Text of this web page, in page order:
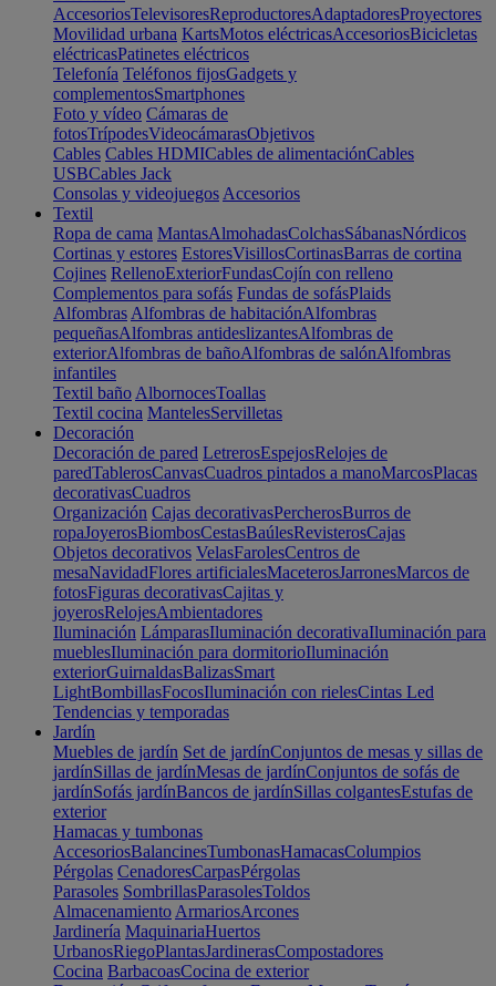
AccesoriosTelevisoresReproductoresAdaptadoresProyectores
Movilidad urbana KartsMotos eléctricasAccesoriosBicicletas
eléctricasPatinetes eléctricos
Telefonía Teléfonos fijosGadgets y
complementosSmartphones
Foto y vídeo Cámaras de
fotosTrípodesVideocámarasObjetivos
Cables Cables HDMICables de alimentaciónCables
USBCables Jack
Consolas y videojuegos Accesorios
Textil
Ropa de cama MantasAlmohadasColchasSábanasNórdicos
Cortinas y estores EstoresVisillosCortinasBarras de cortina
Cojines RellenoExteriorFundasCojín con relleno
Complementos para sofás Fundas de sofásPlaids
Alfombras Alfombras de habitaciónAlfombras
pequeñasAlfombras antideslizantesAlfombras de
exteriorAlfombras de bañoAlfombras de salónAlfombras
infantiles
Textil baño AlbornocesToallas
Textil cocina MantelesServilletas
Decoración
Decoración de pared LetrerosEspejosRelojes de
paredTablerosCanvasCuadros pintados a manoMarcosPlacas
decorativasCuadros
Organización Cajas decorativasPercherosBurros de
ropaJoyerosBiombosCestasBaúlesRevisterosCajas
Objetos decorativos VelasFarolesCentros de
mesaNavidadFlores artificialesMaceterosJarronesMarcos de
fotosFiguras decorativasCajitas y
joyerosRelojesAmbientadores
Iluminación LámparasIluminación decorativaIluminación para
mueblesIluminación para dormitorioIluminación
exteriorGuirnaldasBalizasSmart
LightBombillasFocosIluminación con rielesCintas Led
Tendencias y temporadas
Jardín
Muebles de jardín Set de jardínConjuntos de mesas y sillas de
jardínSillas de jardínMesas de jardínConjuntos de sofás de
jardínSofás jardínBancos de jardínSillas colgantesEstufas de
exterior
Hamacas y tumbonas
AccesoriosBalancinesTumbonasHamacasColumpios
Pérgolas CenadoresCarpasPérgolas
Parasoles SombrillasParasolesToldos
Almacenamiento ArmariosArcones
Jardinería MaquinariaHuertos
UrbanosRiegoPlantasJardinerasCompostadores
Cocina BarbacoasCocina de exterior